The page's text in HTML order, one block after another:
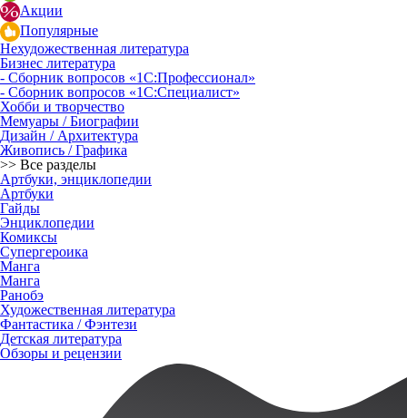
Акции
Популярные
Нехудожественная литература
Бизнес литература
- Сборник вопросов «1С:Профессионал»
- Сборник вопросов «1С:Специалист»
Хобби и творчество
Мемуары / Биографии
Дизайн / Архитектура
Живопись / Графика
>> Все разделы
Артбуки, энциклопедии
Артбуки
Гайды
Энциклопедии
Комиксы
Супергероика
Манга
Манга
Ранобэ
Художественная литература
Фантастика / Фэнтези
Детская литература
Обзоры и рецензии